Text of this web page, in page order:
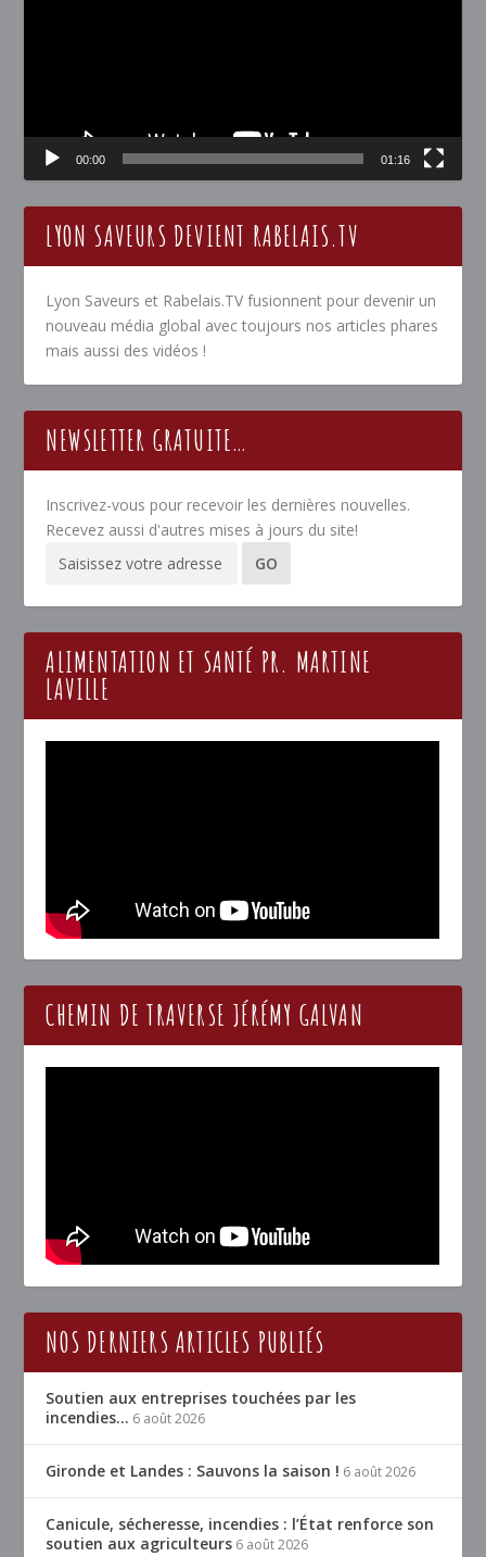
00:00 01:16
LYON SAVEURS DEVIENT RABELAIS.TV
Lyon Saveurs et Rabelais.TV fusionnent pour devenir un
nouveau média global avec toujours nos articles phares
mais aussi des vidéos !
NEWSLETTER GRATUITE…
Inscrivez-vous pour recevoir les dernières nouvelles.
Recevez aussi d'autres mises à jours du site!
ALIMENTATION ET SANTÉ PR. MARTINE
LAVILLE
CHEMIN DE TRAVERSE JÉRÉMY GALVAN
NOS DERNIERS ARTICLES PUBLIÉS
Soutien aux entreprises touchées par les
incendies… 6 août 2026
Gironde et Landes : Sauvons la saison ! 6 août 2026
Canicule, sécheresse, incendies : l’État renforce son
soutien aux agriculteurs 6 août 2026